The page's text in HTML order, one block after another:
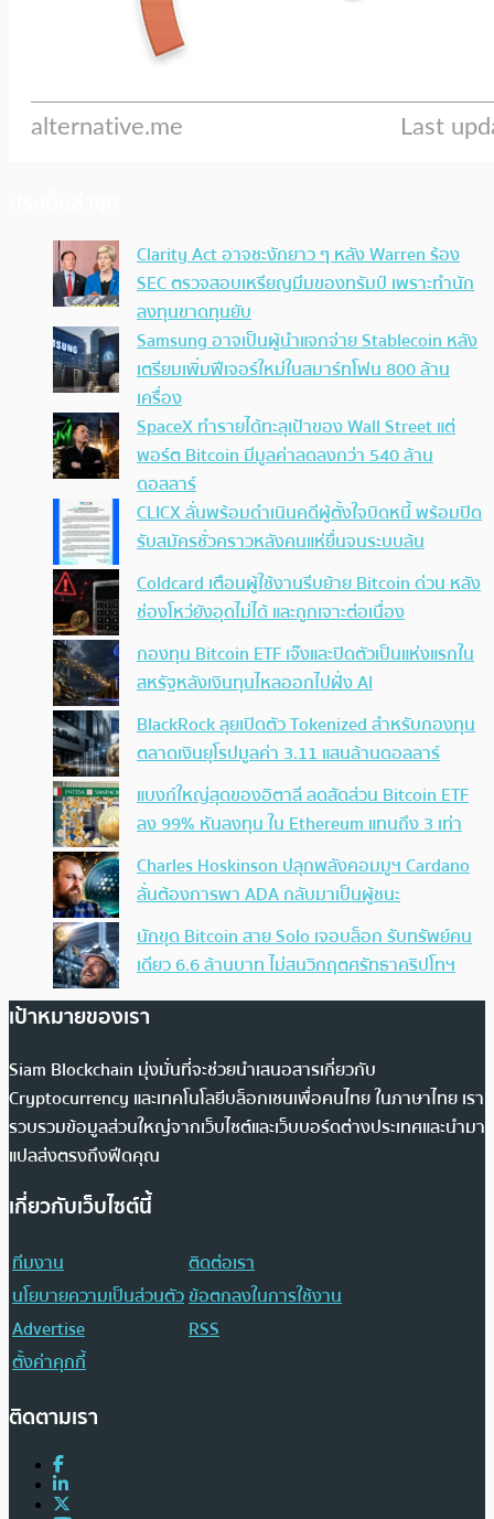
Clarity Act อาจชะงักยาว ๆ หลัง Warren ร้อง
SEC ตรวจสอบเหรียญมีมของทรัมป์ เพราะทำนัก
ลงทุนขาดทุนยับ
Samsung อาจเป็นผู้นำแจกจ่าย Stablecoin หลัง
เตรียมเพิ่มฟีเจอร์ใหม่ในสมาร์ทโฟน 800 ล้าน
เครื่อง
SpaceX ทำรายได้ทะลุเป้าของ Wall Street แต่
พอร์ต Bitcoin มีมูลค่าลดลงกว่า 540 ล้าน
ดอลลาร์
CLICX ลั่นพร้อมดำเนินคดีผู้ตั้งใจบิดหนี้ พร้อมปิด
รับสมัครชั่วคราวหลังคนแห่ยื่นจนระบบล้น
Coldcard เตือนผู้ใช้งานรีบย้าย Bitcoin ด่วน หลัง
ช่องโหว่ยังอุดไม่ได้ และถูกเจาะต่อเนื่อง
กองทุน Bitcoin ETF เจ๊งและปิดตัวเป็นแห่งแรกใน
สหรัฐหลังเงินทุนไหลออกไปฝั่ง AI
BlackRock ลุยเปิดตัว Tokenized สำหรับกองทุน
ตลาดเงินยุโรปมูลค่า 3.11 แสนล้านดอลลาร์
แบงก์ใหญ่สุดของอิตาลี ลดสัดส่วน Bitcoin ETF
ลง 99% หันลงทุน ใน Ethereum แทนถึง 3 เท่า
Charles Hoskinson ปลุกพลังคอมมูฯ Cardano
ลั่นต้องการพา ADA กลับมาเป็นผู้ชนะ
นักขุด Bitcoin สาย Solo เจอบล็อก รับทรัพย์คน
เดียว 6.6 ล้านบาท ไม่สนวิกฤตศรัทธาคริปโทฯ
เป้าหมายของเรา
Siam Blockchain มุ่งมั่นที่จะช่วยนำเสนอสารเกี่ยวกับ
Cryptocurrency และเทคโนโลยีบล็อกเชนเพื่อคนไทย ในภาษาไทย เรา
รวบรวมข้อมูลส่วนใหญ่จากเว็บไซต์และเว็บบอร์ดต่างประเทศและนำมา
แปลส่งตรงถึงฟีดคุณ
เกี่ยวกับเว็บไซต์นี้
ทีมงาน
ติดต่อเรา
นโยบายความเป็นส่วนตัวข้อตกลงในการใช้งาน
Advertise
RSS
ตั้งค่าคุกกี้
ติดตามเรา